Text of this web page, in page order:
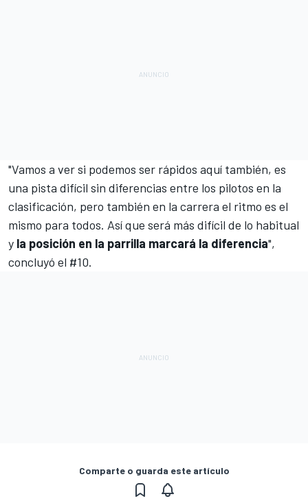
"Vamos a ver si podemos ser rápidos aquí también, es
una pista difícil sin diferencias entre los pilotos en la
clasificación, pero también en la carrera el ritmo es el
mismo para todos. Así que será más difícil de lo habitual
y la posición en la parrilla marcará la diferencia",
concluyó el #10.
Comparte o guarda este artículo